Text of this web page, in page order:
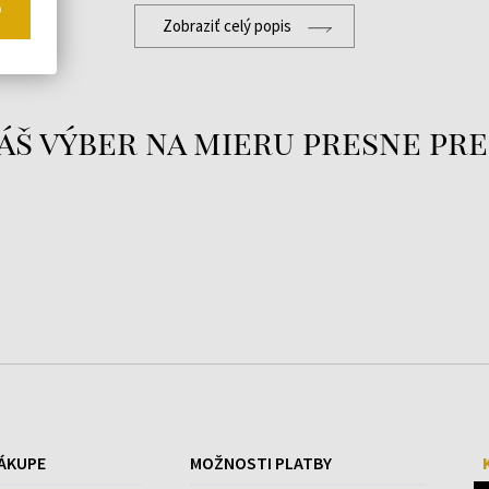
Zobraziť celý popis
výber na mieru presne pre
MOŽNOSTI PLATBY